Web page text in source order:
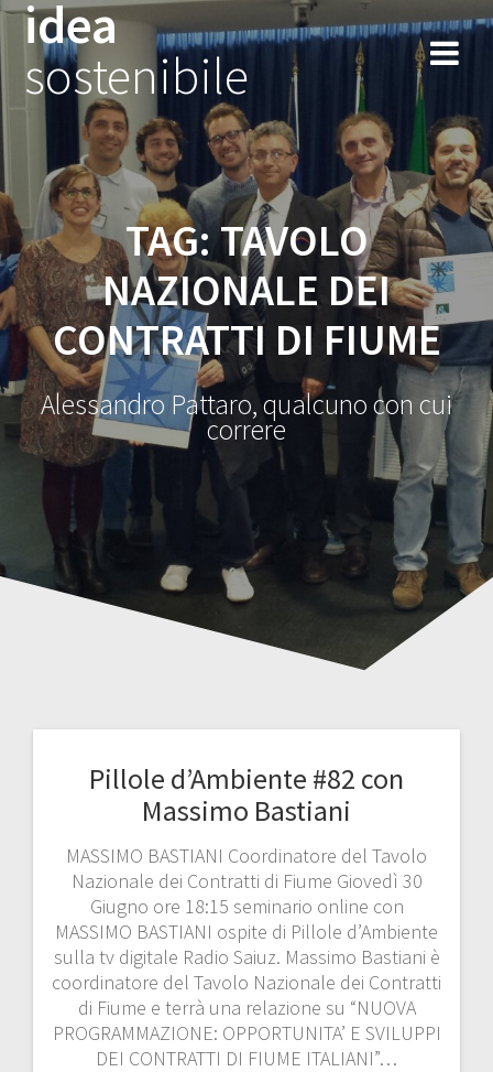
al
contenuto
idea
sostenibile
TAG:TAVOLO
NAZIONALE DEI
CONTRATTI DI FIUME
Alessandro Pattaro, qualcuno con cui
correre
Pillole d’Ambiente #82 con
Massimo Bastiani
MASSIMO BASTIANI Coordinatore del Tavolo
Nazionale dei Contratti di Fiume Giovedì 30
Giugno ore 18:15 seminario online con
MASSIMO BASTIANI ospite di Pillole d’Ambiente
sulla tv digitale Radio Saiuz. Massimo Bastiani è
coordinatore del Tavolo Nazionale dei Contratti
di Fiume e terrà una relazione su “NUOVA
PROGRAMMAZIONE: OPPORTUNITA’ E SVILUPPI
DEI CONTRATTI DI FIUME ITALIANI”…